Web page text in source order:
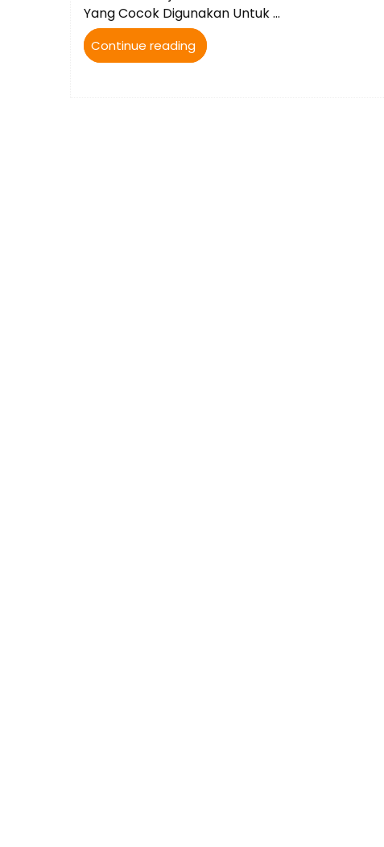
Yang Cocok Digunakan Untuk …
Continue reading“Jual
Parfum